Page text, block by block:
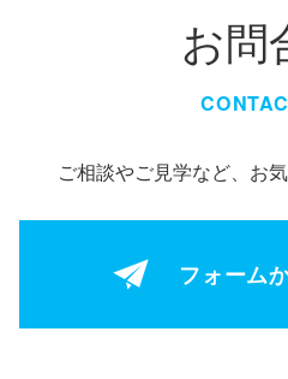
お問
ご相談やご見学など、お
フォーム